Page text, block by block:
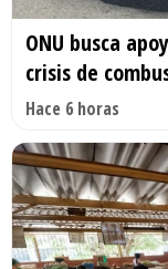
ONU busca
crisis de
Hace 6 horas